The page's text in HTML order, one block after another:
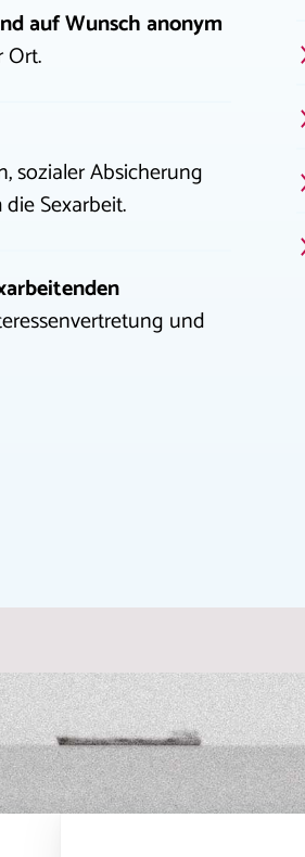
auf Wunsch anonym
Ort.
sozialer Absicherung
Sexarbeit.
und